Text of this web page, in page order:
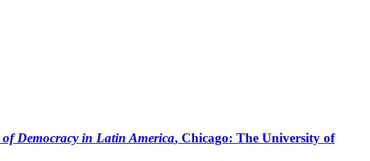
Democracy in Latin America, Chicago: The University of